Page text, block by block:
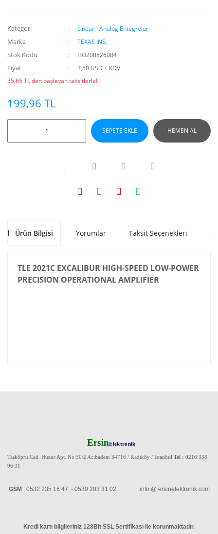
Kategori Linear - Analog Entegreler
Marka TEXAS INS.
Stok Kodu HO200826004
Fiyat
3,50 USD + KDV
35,65 TL den başlayan taksitlerle!!
199,96 TL
SEPETE EKLE HEMEN AL
Ürün Bilgisi Yorumlar Taksit Seçenekleri
TLE 2021C EXCALIBUR HIGH-SPEED LOW-POWER
PRECISION OPERATIONAL AMPLIFIER
ErsinElektronik
Taşköprü Cad. Huzur Apt. No:30/2 Acıbadem 34716 / Kadıköy / Istanbul Tel : 0216 338
96 31
GSM : 0532 235 16 47 - 0530 203 31 02 info @ ersinelektronik.com
Kredi kartı bilgileriniz 128Bit SSL Sertifikası ile korunmaktadır.